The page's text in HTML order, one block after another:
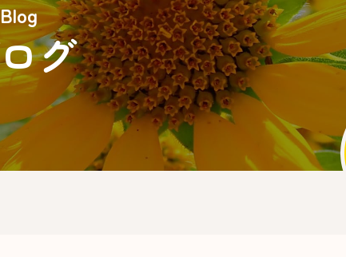
Blog
グ